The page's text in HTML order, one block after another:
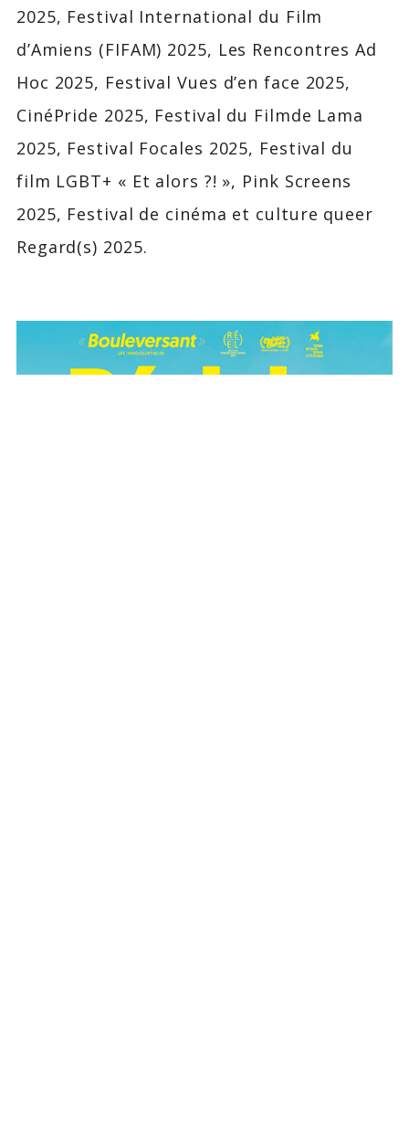
2025, Festival International du Film
d’Amiens (FIFAM) 2025, Les Rencontres Ad
Hoc 2025, Festival Vues d’en face 2025,
CinéPride 2025, Festival du Filmde Lama
2025, Festival Focales 2025, Festival du
film LGBT+ « Et alors ?! », Pink Screens
2025, Festival de cinéma et culture queer
Regard(s) 2025.